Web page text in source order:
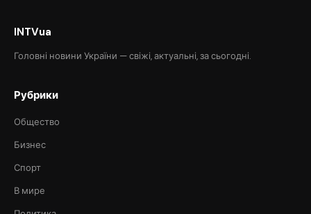
INTVua
Головні новини України — свіжі, актуальні, за сьогодні.
Рубрики
Общество
Бизнес
Спорт
В мире